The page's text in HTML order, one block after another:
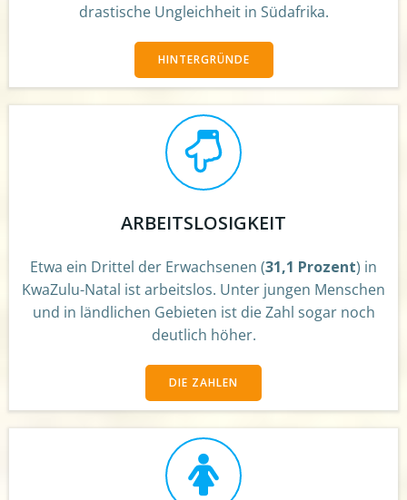
drastische Ungleichheit in Südafrika.
HINTERGRÜNDE
ARBEITSLOSIGKEIT
Etwa ein Drittel der Erwachsenen (31,1 Prozent) in
KwaZulu-Natal ist arbeitslos. Unter jungen Menschen
und in ländlichen Gebieten ist die Zahl sogar noch
deutlich höher.
DIE ZAHLEN